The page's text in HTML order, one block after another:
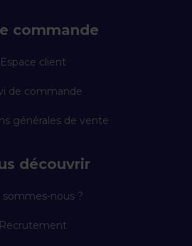
commande
Espace client
de commande
générales de vente
découvrir
sommes-nous ?
Recrutement